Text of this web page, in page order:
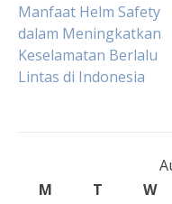
Post
navigation
Manfaat Helm Safety
dalam Meningkatkan
Keselamatan Berlalu
Lintas di Indonesia
M
T W